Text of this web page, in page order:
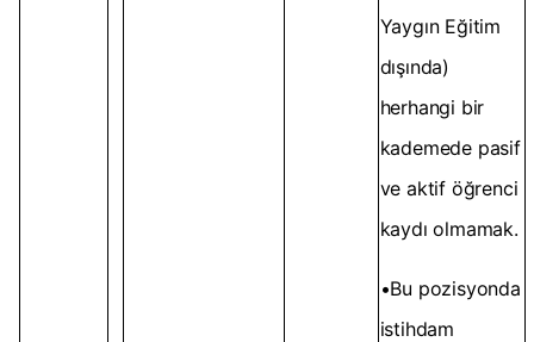
Yaygın Eğitim
dışında)
herhangi bir
kademede pasif
ve aktif öğrenci
kaydı olmamak.
•Bu pozisyonda
istihdam